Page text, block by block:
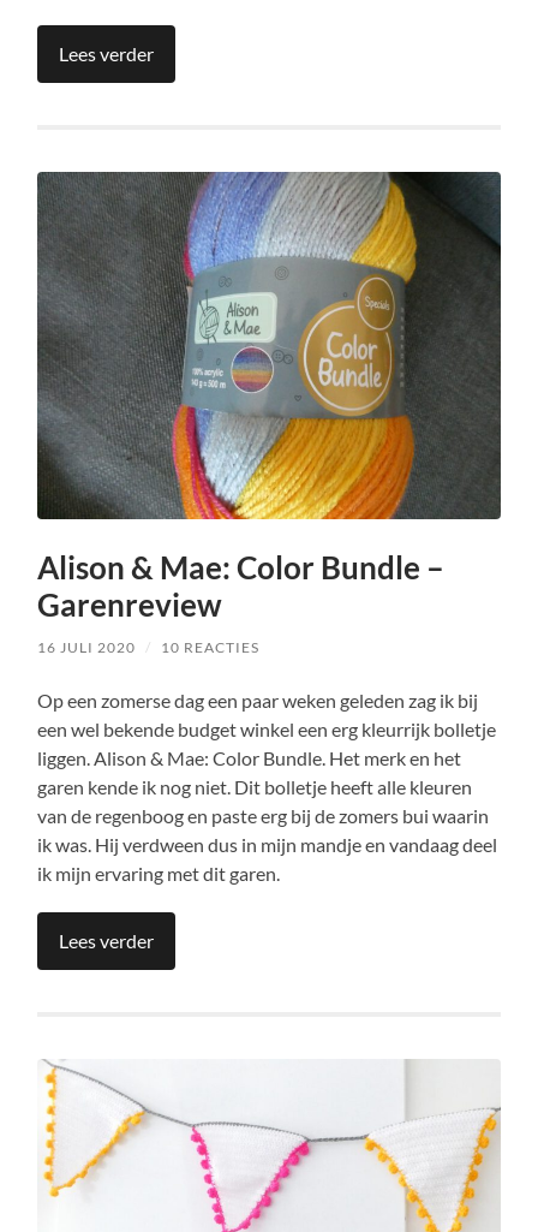
Lees verder
Alison & Mae: Color Bundle –
Garenreview
16 JULI 2020 / 10 REACTIES
Op een zomerse dag een paar weken geleden zag ik bij
een wel bekende budget winkel een erg kleurrijk bolletje
liggen. Alison & Mae: Color Bundle. Het merk en het
garen kende ik nog niet. Dit bolletje heeft alle kleuren
van de regenboog en paste erg bij de zomers bui waarin
ik was. Hij verdween dus in mijn mandje en vandaag deel
ik mijn ervaring met dit garen.
Lees verder